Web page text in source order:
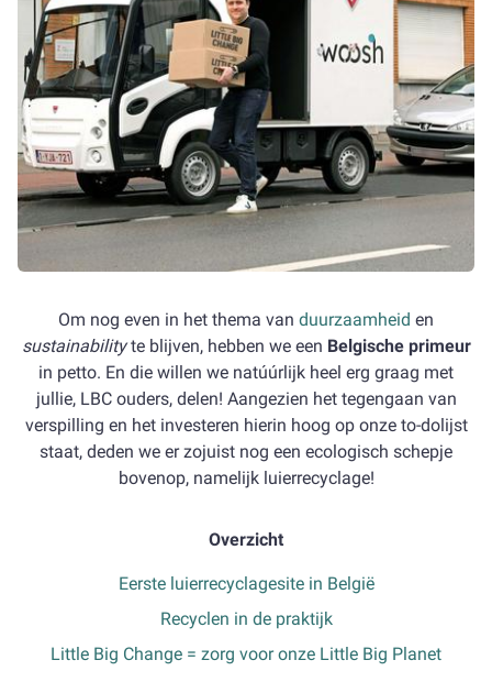
Om nog even in het thema van duurzaamheid en
sustainabilityte blijven, hebben we een Belgische primeur
in petto. En die willen we natúúrlijk heel erg graag met
jullie, LBC ouders, delen! Aangezien het tegengaan van
verspilling en het investeren hierin hoog op onze to-dolijst
staat, deden we er zojuist nog een ecologisch schepje
bovenop, namelijk luierrecyclage!
Overzicht
Eerste luierrecyclagesite in België
Recyclen in de praktijk
Little Big Change = zorg voor onze Little Big Planet